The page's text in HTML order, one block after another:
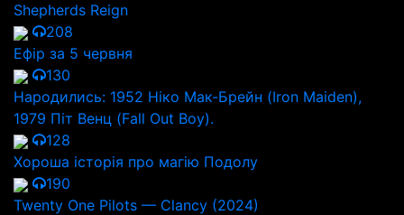
Shepherds Reign
208
Ефір за 5 червня
130
Народились: 1952 Ніко Мак-Брейн (Iron Maiden),
1979 Піт Венц (Fall Out Boy).
128
Хороша історія про магію Подолу
190
Twenty One Pilots — Clancy (2024)